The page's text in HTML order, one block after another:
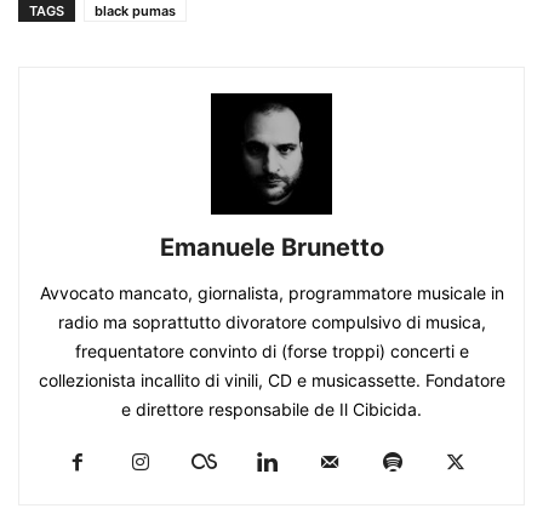
TAGS black pumas
Emanuele Brunetto
Avvocato mancato, giornalista, programmatore musicale in
radio ma soprattutto divoratore compulsivo di musica,
frequentatore convinto di (forse troppi) concerti e
collezionista incallito di vinili, CD e musicassette. Fondatore
e direttore responsabile de Il Cibicida.